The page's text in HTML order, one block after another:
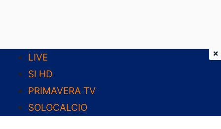
contenuto
LIVE
SI HD
PRIMAVERA TV
SOLOCALCIO
×